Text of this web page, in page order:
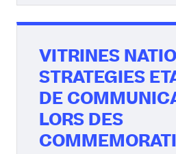
VITRINES
STRATEGIES
DE
LORS DES